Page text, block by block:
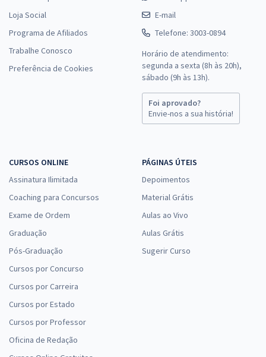
- Especialista em Desenvolvimento e Assistência Social (EDAS) -
Especialidade: Serviço Social (Cargo 410) - Pós-Edital
40,00
Economize R$ 120,00 (-20%)
- Especialista em Desenvolvimento e Assistência Social (EDAS) -
Especialidade: Ciências Contábeis (Cargo 401) - Pós-edital
à vista
R$39,92
Treinamento Intensivo para SEDES DF - Especialista em
Loja Social
Programa de Afiliados
Trabalhe Conosco
Preferência de Cookies
E-mail
Telefone: 3003-0894
Horário de atendimento:
segunda a sexta (8h às 20h),
sábado (9h às 13h).
Foi aprovado?
Envie-nos a sua história!
CURSOS ONLINE
Assinatura Ilimitada
Coaching para Concursos
Exame de Ordem
Graduação
Pós-Graduação
Cursos por Concurso
Cursos por Carreira
Cursos por Estado
Cursos por Professor
Oficina de Redação
PÁGINAS ÚTEIS
Depoimentos
Material Grátis
Aulas ao Vivo
Aulas Grátis
Sugerir Curso